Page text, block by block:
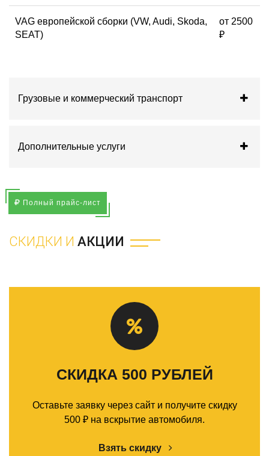
VAG европейской сборки (VW, Audi, Skoda,
SEAT)
от 2500
₽
Грузовые и коммерческий транспорт
Дополнительные услуги
Полный прайс-лист
СКИДКИ И АКЦИИ
СКИДКА 500 РУБЛЕЙ
Оставьте заявку через сайт и получите скидку
500 ₽ на вскрытие автомобиля.
Взять скидку